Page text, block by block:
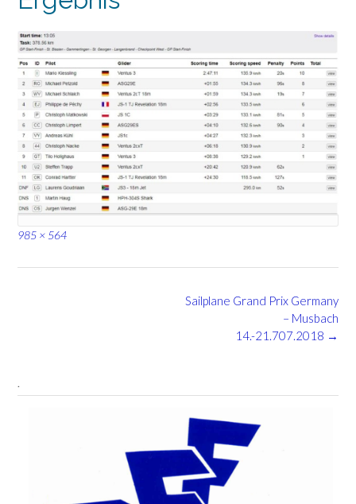
Full
985 × 564
Sailplane Grand Prix Germany
– Musbach
14.-21.707.2018 →
.